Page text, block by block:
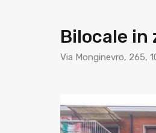
Bilocale in
Via Monginevro, 265,